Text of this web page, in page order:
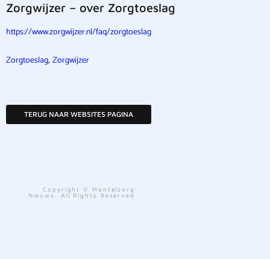
Zorgwijzer – over Zorgtoeslag
https://www.zorgwijzer.nl/faq/zorgtoeslag
Zorgtoeslag, Zorgwijzer
TERUG NAAR WEBSITES PAGINA
Copyright © Mantelzorg
Nieuws. All Rights Reserved